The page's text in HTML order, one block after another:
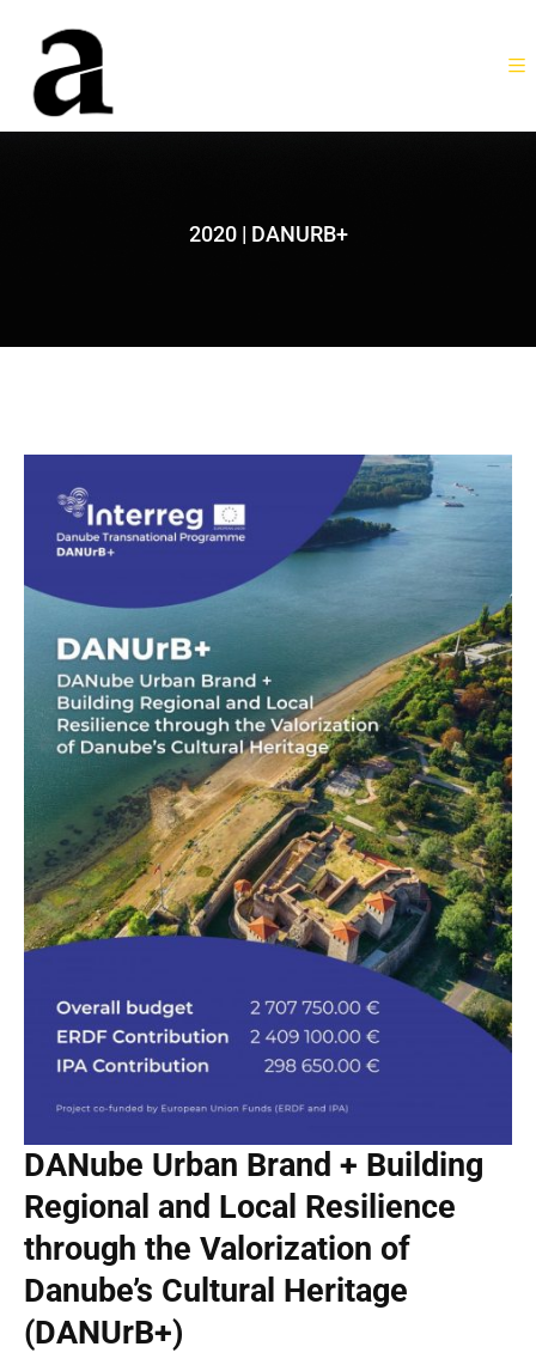
2020 | DANURB+
DANube Urban Brand + Building
Regional and Local Resilience
through the Valorization of
Danube’s Cultural Heritage
(DANUrB+)